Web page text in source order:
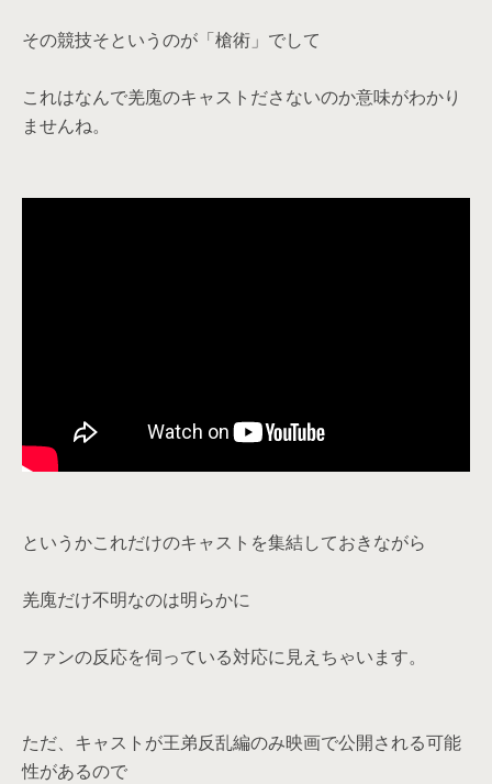
その競技そというのが「槍術」でして
これはなんで羌廆のキャストださないのか意味がわかり
ませんね。
というかこれだけのキャストを集結しておきながら
羌廆だけ不明なのは明らかに
ファンの反応を伺っている対応に見えちゃいます。
ただ、キャストが王弟反乱編のみ映画で公開される可能
性があるので